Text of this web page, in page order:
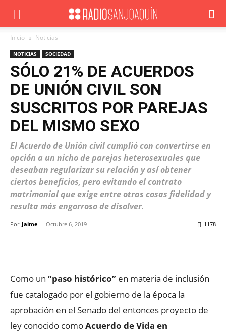
Inicio Noticias
NOTICIAS SOCIEDAD
SÓLO 21% DE ACUERDOS
DE UNIÓN CIVIL SON
SUSCRITOS POR PAREJAS
DEL MISMO SEXO
El Acuerdo de Unión civil cumplió con convertirse en
opción a un nicho de parejas heterosexuales que
deseaban regularizar su relación y así obtener
ciertos beneficios, pero evitando el contrato
matrimonial que exige entre otras cosas fidelidad y
resulta más engorroso de disolver.
Por Jaime - Octubre 6, 2019 1178
Como un “paso histórico” en materia de inclusión
fue catalogado por el gobierno de la época la
aprobación en el Senado del entonces proyecto de
ley conocido comoAcuerdo de Vida en